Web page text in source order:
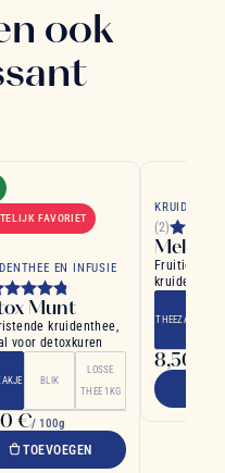
ook
FAVORIET
EN INFUSIE
Munt
kruidenthee,
voor detoxkuren
BLIK
LOSSE
THEE 1KG
€/ 100g
TOEVOEGEN
(2)
Melba-
Fruitige en
THEEZAKJE
8,50 €